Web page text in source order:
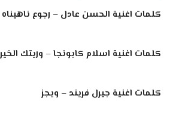
كلمات اغنية الحسن عادل – رجوع ناهيناه
كلمات اغنية اسلام كابونجا – وريتك الخير
كلمات اغنية جيرل فريند – ويجز